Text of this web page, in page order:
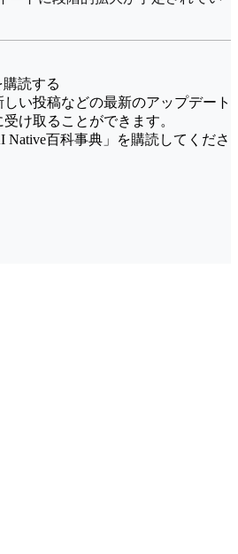
購読する
い投稿などの最新のアップデート
け取ることができます。
Native百科事典」を購読してくださ